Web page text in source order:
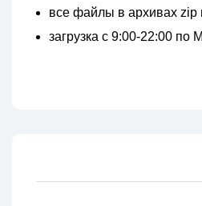
все файлы в архивах zip
загрузка с 9:00-22:00 по